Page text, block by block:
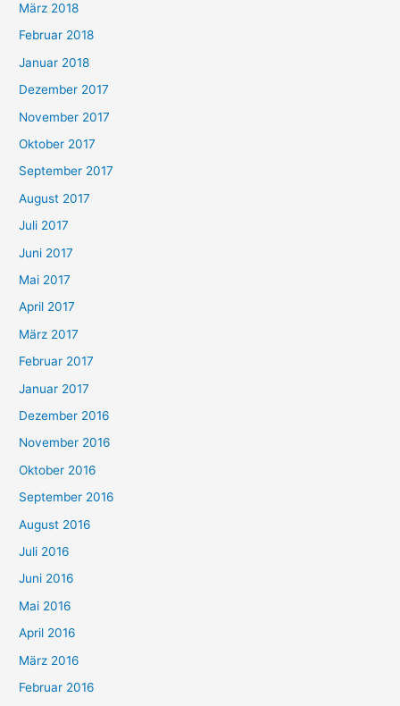
März 2018
Februar 2018
Januar 2018
Dezember 2017
November 2017
Oktober 2017
September 2017
August 2017
Juli 2017
Juni 2017
Mai 2017
April 2017
März 2017
Februar 2017
Januar 2017
Dezember 2016
November 2016
Oktober 2016
September 2016
August 2016
Juli 2016
Juni 2016
Mai 2016
April 2016
März 2016
Februar 2016